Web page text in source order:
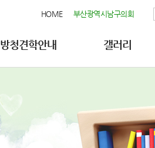
HOME
부산광역시남구의회
방청견학안내 갤러리